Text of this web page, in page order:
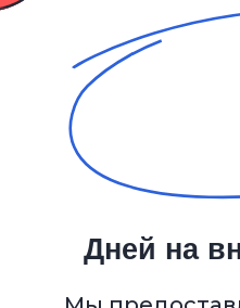
Дней на
Мы
Вам остаётся
передачи вашей
настроим